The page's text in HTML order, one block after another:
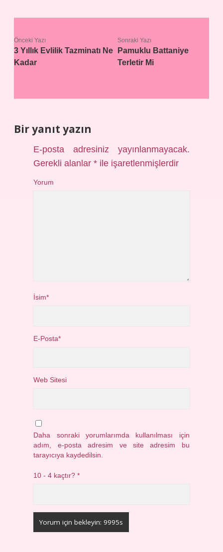
Önceki Yazı
3 Yıllık Evlilik Tazminatı Ne
Kadar
Sonraki Yazı
Pamuklu Battaniye
Terletir Mi
Bir yanıt yazın
E-posta adresiniz yayınlanmayacak.
Gerekli alanlar* ile işaretlenmişlerdir
Yorum
İsim*
E-Posta*
Web Sitesi
Daha sonraki yorumlarımda kullanılması için
adım, e-posta adresim ve site adresim bu
tarayıcıya kaydedilsin.
10 - 4 kaçtır?*